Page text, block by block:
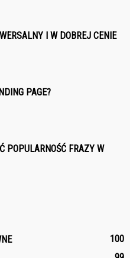
I W DOBREJ CENIE
PAGE?
POPULARNOŚĆ FRAZY W
100